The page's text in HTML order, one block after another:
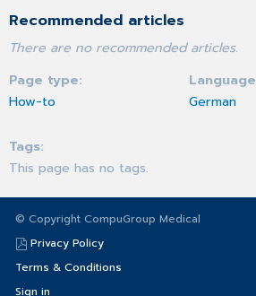
Recommended articles
There are no recommended articles.
Page type
How-to
Language
German
Tags
This page has no tags.
© Copyright CompuGroup Medical
Privacy Policy
Terms & Conditions
Sign in